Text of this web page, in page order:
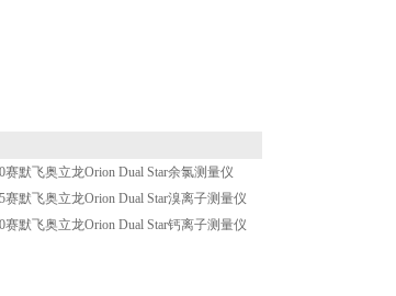
赛默飞奥立龙Orion Dual Star余氯测量仪
赛默飞奥立龙Orion Dual Star溴离子测量仪
赛默飞奥立龙Orion Dual Star钙离子测量仪